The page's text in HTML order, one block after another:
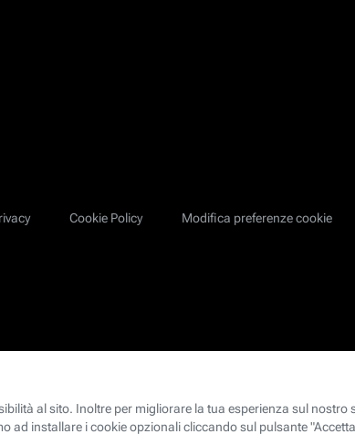
Cookie Policy Modifica preferenze cookie